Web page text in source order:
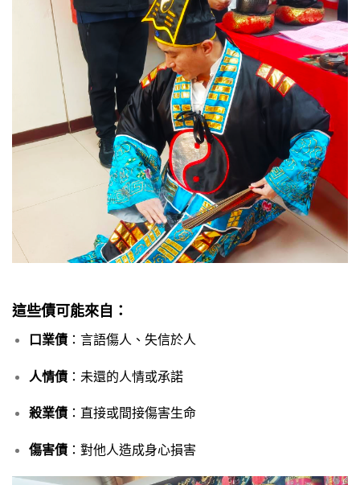
這些債可能來自：
口業債：言語傷人、失信於人
人情債：未還的人情或承諾
殺業債：直接或間接傷害生命
傷害債：對他人造成身心損害